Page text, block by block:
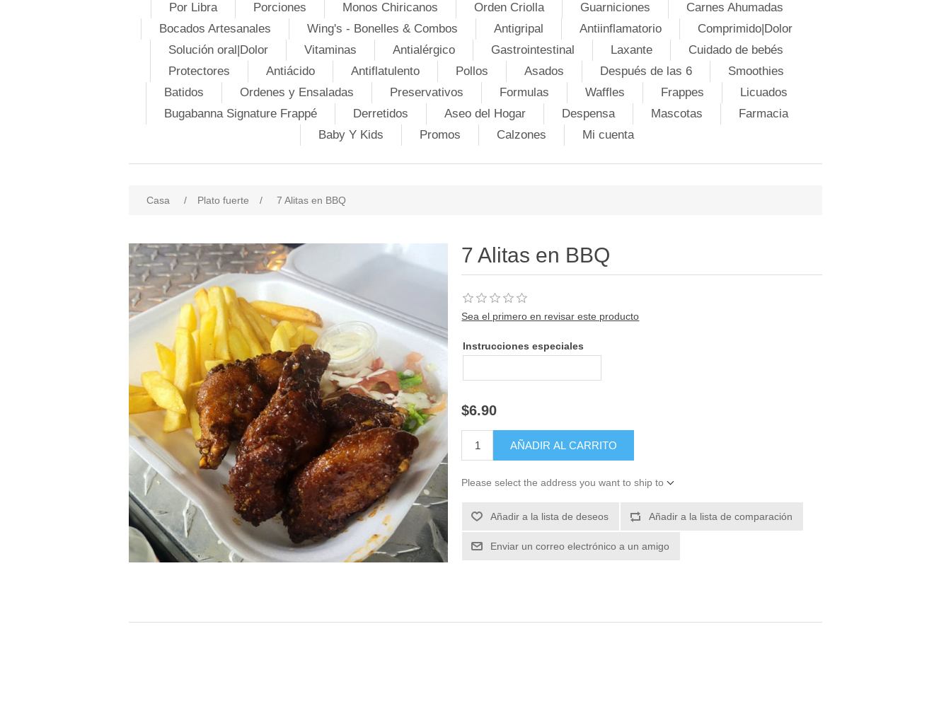
Por Libra
Porciones Monos Chiricanos Orden Criolla Guarniciones
Carnes Ahumadas
Bocados Artesanales
Wing's - Bonelles & Combos Antigripal Antiinflamatorio
Comprimido|Dolor
Solución oral|Dolor
Vitaminas Antialérgico Gastrointestinal Laxante
Cuidado de bebés
Protectores
Antiácido Antiflatulento Pollos Asados Después de las 6
Smoothies
Batidos
Ordenes y Ensaladas Preservativos Formulas Waffles Frappes
Licuados
Bugabanna Signature Frappé
Derretidos Aseo del Hogar Despensa Mascotas
Farmacia
Baby Y Kids
Promos Calzones Mi cuenta
Casa / Plato fuerte / 7 Alitas en BBQ
7 Alitas en BBQ
Sea el primero en revisar este producto
Instrucciones especiales
$6.90
Please select the address you want to ship to